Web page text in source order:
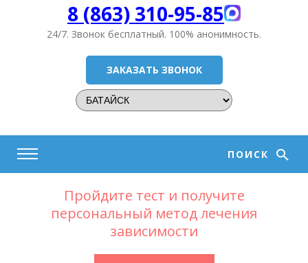
8 (863) 310-95-85
24/7. Звонок бесплатный. 100% анонимность.
ЗАКАЗАТЬ ЗВОНОК
ПОИСК
Пройдите тест и получите
персональный метод лечения
зависимости